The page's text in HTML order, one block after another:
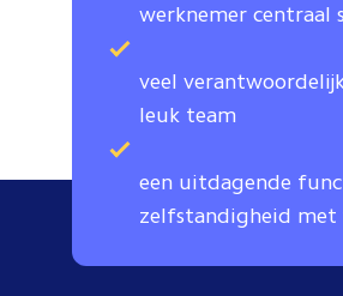
werknemer centraal
veel
leuk team
een uitdagende
zelfstandigheid met